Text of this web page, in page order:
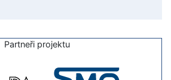
Partneři projektu